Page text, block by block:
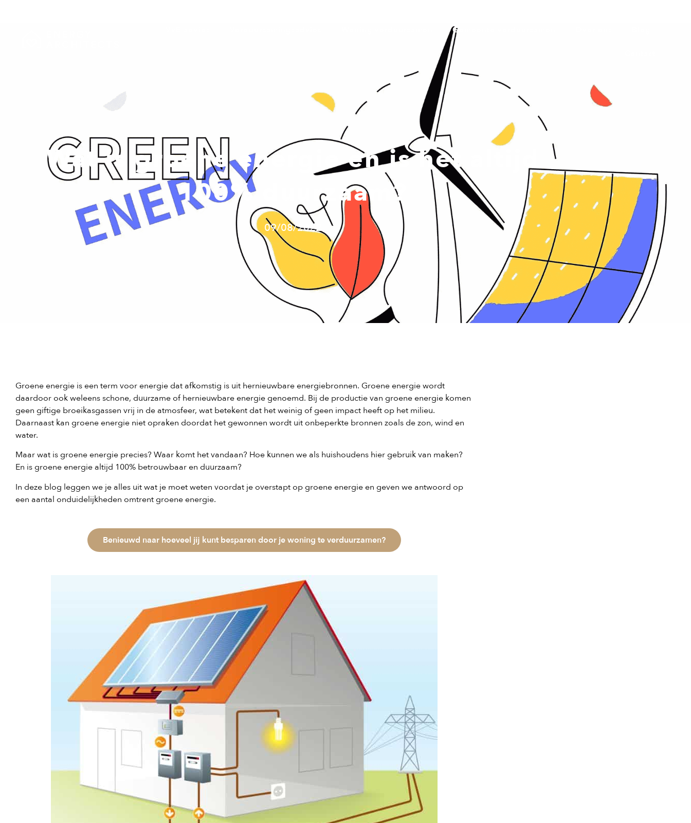
Gemeente verduurzamen
Wat is groene energie en is het altijd
100% duurzaam?
09/08/2022
Groene energie is een term voor energie dat afkomstig is uit hernieuwbare energiebronnen. Groene energie wordt
daardoor ook weleens schone, duurzame of hernieuwbare energie genoemd. Bij de productie van groene energie komen
geen giftige broeikasgassen vrij in de atmosfeer, wat betekent dat het weinig of geen impact heeft op het milieu.
Daarnaast kan groene energie niet opraken doordat het gewonnen wordt uit onbeperkte bronnen zoals de zon, wind en
water.
Maar wat is groene energie precies? Waar komt het vandaan? Hoe kunnen we als huishoudens hier gebruik van maken?
En is groene energie altijd 100% betrouwbaar en duurzaam?
In deze blog leggen we je alles uit wat je moet weten voordat je overstapt op groene energie en geven we antwoord op
een aantal onduidelijkheden omtrent groene energie.
Benieuwd naar hoeveel jij kunt besparen door je woning te verduurzamen?